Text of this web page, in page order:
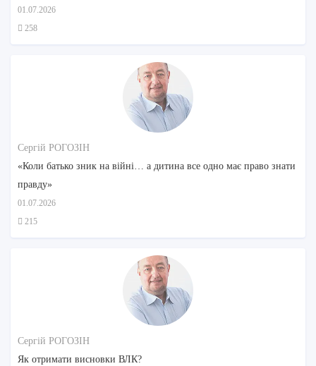
01.07.2026
258
Сергій РОГОЗІН
«Коли батько зник на війні… а дитина все одно має право знати
правду»
01.07.2026
215
Сергій РОГОЗІН
Як отримати висновки ВЛК?